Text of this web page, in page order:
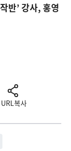
반’강사,홍영
URL복사